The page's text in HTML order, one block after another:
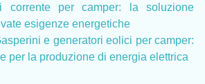
corrente per camper: la soluzione
esigenze energetiche
e generatori eolici per camper:
per la produzione di energia elettrica